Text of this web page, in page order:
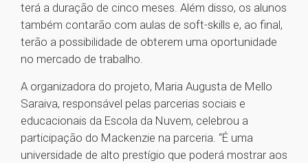
terá a duração de cinco meses. Além disso, os alunos
também contarão com aulas de soft-skills e, ao final,
terão a possibilidade de obterem uma oportunidade
no mercado de trabalho.
A organizadora do projeto, Maria Augusta de Mello
Saraiva, responsável pelas parcerias sociais e
educacionais da Escola da Nuvem, celebrou a
participação do Mackenzie na parceria. “É uma
universidade de alto prestígio que poderá mostrar aos